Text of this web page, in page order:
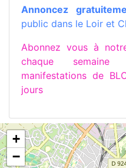
Annoncez
public dans le Loir et
Abonnez vous à
chaque
manifestations de
jours
+
−